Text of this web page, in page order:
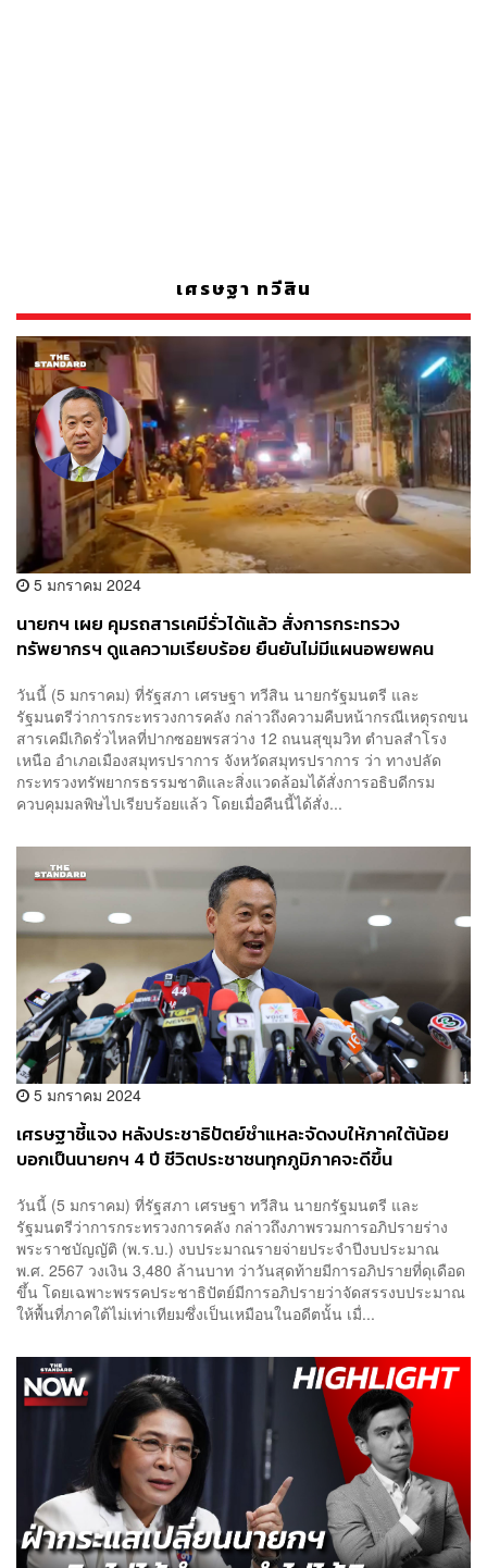
เศรษฐา ทวีสิน
5 มกราคม 2024
นายกฯ เผย คุมรถสารเคมีรั่วได้แล้ว สั่งการกระทรวง
ทรัพยากรฯ ดูแลความเรียบร้อย ยืนยันไม่มีแผนอพยพคน
วันนี้ (5 มกราคม) ที่รัฐสภา เศรษฐา​ ทวีสิน นายกรัฐมนตรี​ และ
รัฐมนตรี​ว่าการ​กระทรวง​การ​คลัง​ กล่าวถึงความคืบหน้ากรณีเหตุรถขน
สารเคมีเกิดรั่วไหลที่ปากซอยพรสว่าง 12 ถนนสุขุมวิท ตำบลสำโรง
เหนือ อำเภอเมืองสมุทรปราการ จังหวัดสมุทรปราการ ว่า ทางปลัด
กระทรวง​ทรัพยากรธรรมชาติ​และ​สิ่งแวดล้อมได้สั่งการอธิบดีกรม
ควบคุมมลพิษ​ไปเรียบร้อยแล้ว โดยเมื่อคืนนี้ได้สั่ง...
5 มกราคม 2024
เศรษฐาชี้แจง หลังประชาธิปัตย์ชำแหละจัดงบให้ภาคใต้น้อย
บอกเป็นนายกฯ 4 ปี ชีวิตประชาชนทุกภูมิภาคจะดีขึ้น
วันนี้ (5 มกราคม) ที่รัฐสภา เศรษฐา ทวีสิน นายกรัฐมนตรี และ
รัฐมนตรีว่าการกระทรวงการคลัง กล่าวถึงภาพรวมการอภิปรายร่าง
พระราชบัญญัติ (พ.ร.บ.) งบประมาณรายจ่ายประจำปีงบประมาณ
พ.ศ. 2567 วงเงิน 3,480 ล้านบาท ว่าวันสุดท้ายมีการอภิปรายที่ดุเดือด
ขึ้น โดยเฉพาะพรรคประชาธิปัตย์มีการอภิปรายว่าจัดสรรงบประมาณ
ให้พื้นที่ภาคใต้ไม่เท่าเทียมซึ่งเป็นเหมือนในอดีตนั้น เมื่...